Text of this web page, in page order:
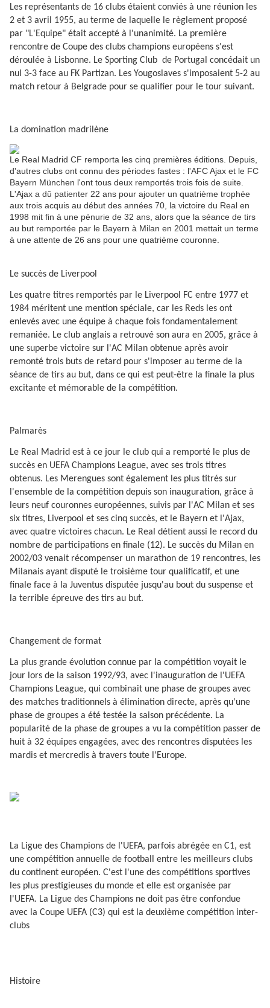
Les représentants de 16 clubs étaient conviés à une réunion les
2 et 3 avril 1955, au terme de laquelle le règlement proposé
par "L'Equipe" était accepté à l'unanimité. La première
rencontre de Coupe des clubs champions européens s'est
déroulée à Lisbonne. Le Sporting Club de Portugal concédait un
nul 3-3 face au FK Partizan. Les Yougoslaves s'imposaient 5-2 au
match retour à Belgrade pour se qualifier pour le tour suivant.
La domination madrilène
Le Real Madrid CF remporta les cinq premières éditions. Depuis,
d'autres clubs ont connu des périodes fastes : l'AFC Ajax et le FC
Bayern München l'ont tous deux remportés trois fois de suite.
L'Ajax a dû patienter 22 ans pour ajouter un quatrième trophée
aux trois acquis au début des années 70, la victoire du Real en
1998 mit fin à une pénurie de 32 ans, alors que la séance de tirs
au but remportée par le Bayern à Milan en 2001 mettait un terme
à une attente de 26 ans pour une quatrième couronne.
Le succès de Liverpool
Les quatre titres remportés par le Liverpool FC entre 1977 et
1984 méritent une mention spéciale, car les Reds les ont
enlevés avec une équipe à chaque fois fondamentalement
remaniée. Le club anglais a retrouvé son aura en 2005, grâce à
une superbe victoire sur l'AC Milan obtenue après avoir
remonté trois buts de retard pour s'imposer au terme de la
séance de tirs au but, dans ce qui est peut-être la finale la plus
excitante et mémorable de la compétition.
Palmarès
Le Real Madrid est à ce jour le club qui a remporté le plus de
succès en UEFA Champions League, avec ses trois titres
obtenus. Les Merengues sont également les plus titrés sur
l'ensemble de la compétition depuis son inauguration, grâce à
leurs neuf couronnes européennes, suivis par l'AC Milan et ses
six titres, Liverpool et ses cinq succès, et le Bayern et l'Ajax,
avec quatre victoires chacun. Le Real détient aussi le record du
nombre de participations en finale (12). Le succès du Milan en
2002/03 venait récompenser un marathon de 19 rencontres, les
Milanais ayant disputé le troisième tour qualificatif, et une
finale face à la Juventus disputée jusqu'au bout du suspense et
la terrible épreuve des tirs au but.
Changement de format
La plus grande évolution connue par la compétition voyait le
jour lors de la saison 1992/93, avec l'inauguration de l'UEFA
Champions League, qui combinait une phase de groupes avec
des matches traditionnels à élimination directe, après qu'une
phase de groupes a été testée la saison précédente. La
popularité de la phase de groupes a vu la compétition passer de
huit à 32 équipes engagées, avec des rencontres disputées les
mardis et mercredis à travers toute l'Europe.
La Ligue des Champions de l'UEFA, parfois abrégée en C1, est
une compétition annuelle de football entre les meilleurs clubs
du continent européen. C'est l'une des compétitions sportives
les plus prestigieuses du monde et elle est organisée par
l'UEFA. La Ligue des Champions ne doit pas être confondue
avec la Coupe UEFA (C3) qui est la deuxième compétition inter-
clubs
Histoire